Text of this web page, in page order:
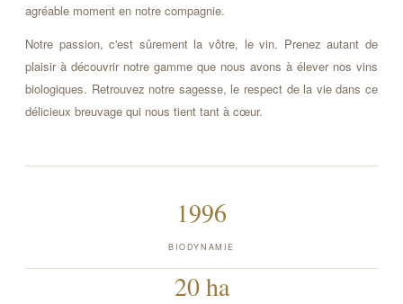
agréable moment en notre compagnie.
Notre passion, c'est sûrement la vôtre, le vin. Prenez autant de
plaisir à découvrir notre gamme que nous avons à élever nos vins
biologiques. Retrouvez notre sagesse, le respect de la vie dans ce
délicieux breuvage qui nous tient tant à cœur.
1996
BIODYNAMIE
20 ha